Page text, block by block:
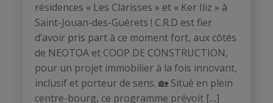
résidences « Les Clarisses » et « Ker Iliz » à
Saint-Jouan-des-Guérets ! C.R.D est fier
d’avoir pris part à ce moment fort, aux côtés
de NEOTOA et COOP DE CONSTRUCTION,
pour un projet immobilier à la fois innovant,
inclusif et porteur de sens. 🏡 Situé en plein
centre-bourg, ce programme prévoit […]